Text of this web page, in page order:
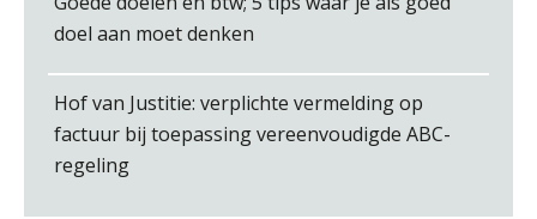
doel aan moet denken
Hof van Justitie: verplichte vermelding op
factuur bij toepassing vereenvoudigde ABC-
regeling